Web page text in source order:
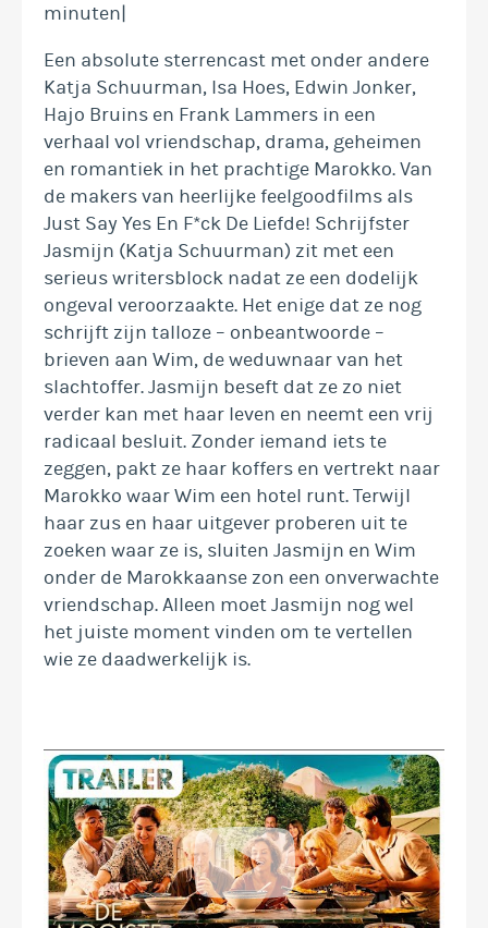
minuten|
Een absolute sterrencast met onder andere
Katja Schuurman, Isa Hoes, Edwin Jonker,
Hajo Bruins en Frank Lammers in een
verhaal vol vriendschap, drama, geheimen
en romantiek in het prachtige Marokko. Van
de makers van heerlijke feelgoodfilms als
Just Say Yes En F*ck De Liefde! Schrijfster
Jasmijn (Katja Schuurman) zit met een
serieus writersblock nadat ze een dodelijk
ongeval veroorzaakte. Het enige dat ze nog
schrijft zijn talloze – onbeantwoorde –
brieven aan Wim, de weduwnaar van het
slachtoffer. Jasmijn beseft dat ze zo niet
verder kan met haar leven en neemt een vrij
radicaal besluit. Zonder iemand iets te
zeggen, pakt ze haar koffers en vertrekt naar
Marokko waar Wim een hotel runt. Terwijl
haar zus en haar uitgever proberen uit te
zoeken waar ze is, sluiten Jasmijn en Wim
onder de Marokkaanse zon een onverwachte
vriendschap. Alleen moet Jasmijn nog wel
het juiste moment vinden om te vertellen
wie ze daadwerkelijk is.